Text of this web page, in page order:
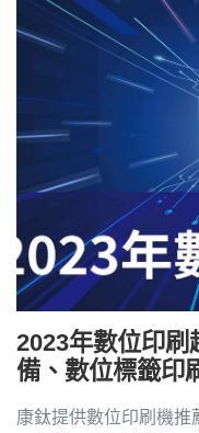
2023年數位印刷
備、數位標籤印
康鈦提供數位印刷機推